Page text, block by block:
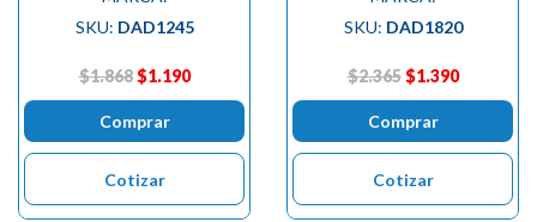
SKU: DAD1245
$1.868 $1.190
Comprar
Cotizar
SKU: DAD1820
$2.365 $1.390
Comprar
Cotizar